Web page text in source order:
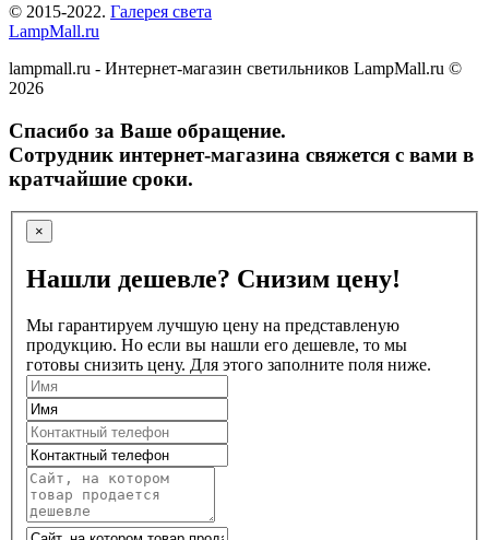
© 2015-2022. Галерея света
LampMall.ru
lampmall.ru - Интернет-магазин светильников LampMall.ru ©
2026
Спасибо за Ваше обращение.
Сотрудник интернет-магазина свяжется с вами в
кратчайшие сроки.
×
Нашли дешевле? Снизим цену!
Мы гарантируем лучшую цену на представленую
продукцию. Но если вы нашли его дешевле, то мы
готовы снизить цену. Для этого заполните поля ниже.